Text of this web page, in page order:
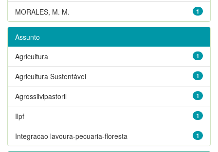
1
MORALES, M. M.
Assunto
1
Agricultura
1
Agricultura Sustentável
1
Agrossilvipastoril
1
Ilpf
1
Integracao lavoura-pecuaria-floresta